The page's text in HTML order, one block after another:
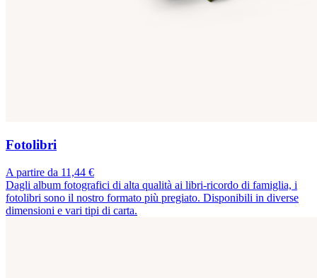
Fotolibri
A partire da 11,44 €
Dagli album fotografici di alta qualità ai libri-ricordo di famiglia, i
fotolibri sono il nostro formato più pregiato. Disponibili in diverse
dimensioni e vari tipi di carta.